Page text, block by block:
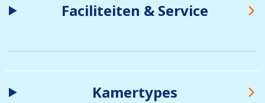
Faciliteiten & Service
Kamertypes